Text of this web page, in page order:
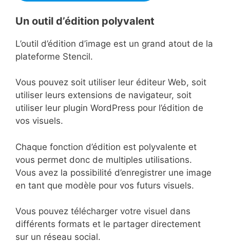
Un outil d’édition polyvalent
L’outil d’édition d’image est un grand atout de la
plateforme Stencil.
Vous pouvez soit utiliser leur éditeur Web, soit
utiliser leurs extensions de navigateur, soit
utiliser leur plugin WordPress pour l’édition de
vos visuels.
Chaque fonction d’édition est polyvalente et
vous permet donc de multiples utilisations.
Vous avez la possibilité d’enregistrer une image
en tant que modèle pour vos futurs visuels.
Vous pouvez télécharger votre visuel dans
différents formats et le partager directement
sur un réseau social.